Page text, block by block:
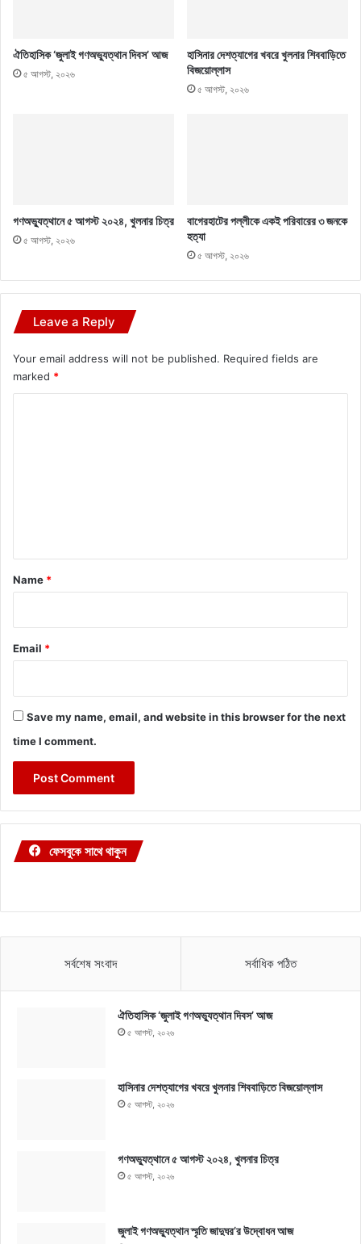
ঐতিহাসিক ‘জুলাই গণঅভ্যুত্থান দিবস’ আজ
৫ আগস্ট, ২০২৬
হাসিনার দেশত্যাগের খবরে খুলনার শিববাড়িতে
বিজয়োল্লাস
৫ আগস্ট, ২০২৬
গণঅভ্যুত্থানে ৫ আগস্ট ২০২৪, খুলনার চিত্র
৫ আগস্ট, ২০২৬
বাগেরহাটের পল্লীকে একই পরিবারের ৩ জনকে
হত্যা
৫ আগস্ট, ২০২৬
Leave a Reply
Your email address will not be published. Required fields are
marked *
*
Name *
Email *
Save my name, email, and website in this browser for the next
time I comment.
ফেসবুকে সাথে থাকুন
সর্বশেষ সংবাদ সর্বাধিক পঠিত
ঐতিহাসিক ‘জুলাই গণঅভ্যুত্থান দিবস’ আজ
৫ আগস্ট, ২০২৬
হাসিনার দেশত্যাগের খবরে খুলনার শিববাড়িতে বিজয়োল্লাস
৫ আগস্ট, ২০২৬
গণঅভ্যুত্থানে ৫ আগস্ট ২০২৪, খুলনার চিত্র
৫ আগস্ট, ২০২৬
জুলাই গণঅভ্যুত্থান স্মৃতি জাদুঘর’র উদ্বোধন আজ